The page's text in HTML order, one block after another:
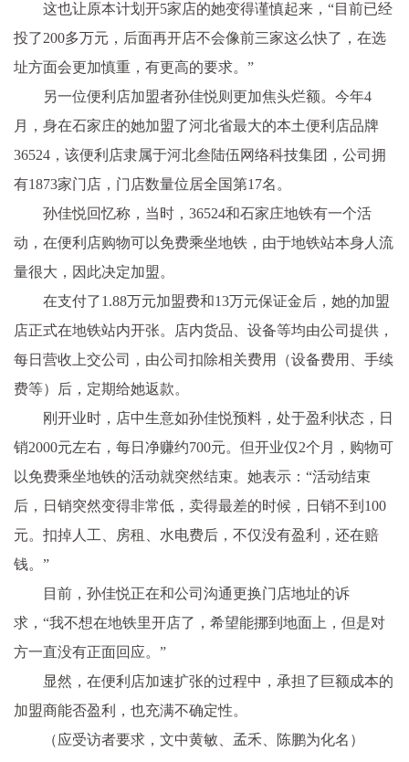
这也让原本计划开5家店的她变得谨慎起来，“目前已经
投了200多万元，后面再开店不会像前三家这么快了，在选
址方面会更加慎重，有更高的要求。”
另一位便利店加盟者孙佳悦则更加焦头烂额。今年4
月，身在石家庄的她加盟了河北省最大的本土便利店品牌
36524，该便利店隶属于河北叁陆伍网络科技集团，公司拥
有1873家门店，门店数量位居全国第17名。
孙佳悦回忆称，当时，36524和石家庄地铁有一个活
动，在便利店购物可以免费乘坐地铁，由于地铁站本身人流
量很大，因此决定加盟。
在支付了1.88万元加盟费和13万元保证金后，她的加盟
店正式在地铁站内开张。店内货品、设备等均由公司提供，
每日营收上交公司，由公司扣除相关费用（设备费用、手续
费等）后，定期给她返款。
刚开业时，店中生意如孙佳悦预料，处于盈利状态，日
销2000元左右，每日净赚约700元。但开业仅2个月，购物可
以免费乘坐地铁的活动就突然结束。她表示：“活动结束
后，日销突然变得非常低，卖得最差的时候，日销不到100
元。扣掉人工、房租、水电费后，不仅没有盈利，还在赔
钱。”
目前，孙佳悦正在和公司沟通更换门店地址的诉
求，“我不想在地铁里开店了，希望能挪到地面上，但是对
方一直没有正面回应。”
显然，在便利店加速扩张的过程中，承担了巨额成本的
加盟商能否盈利，也充满不确定性。
（应受访者要求，文中黄敏、孟禾、陈鹏为化名）